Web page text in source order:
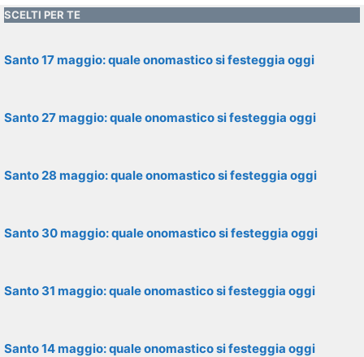
SCELTI PER TE
Santo 17 maggio: quale onomastico si festeggia oggi
Santo 27 maggio: quale onomastico si festeggia oggi
Santo 28 maggio: quale onomastico si festeggia oggi
Santo 30 maggio: quale onomastico si festeggia oggi
Santo 31 maggio: quale onomastico si festeggia oggi
Santo 14 maggio: quale onomastico si festeggia oggi